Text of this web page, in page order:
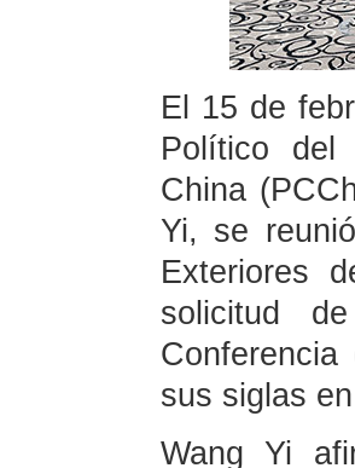
El 15 de
Político del
China
Yi, se
Exteriores
solicitud
sus siglas
Wang Yi